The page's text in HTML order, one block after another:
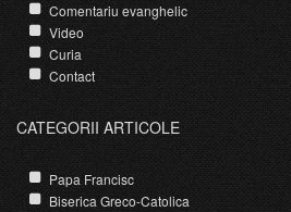
Comentariu evanghelic
Video
Curia
Contact
CATEGORII ARTICOLE
Papa Francisc
Biserica Greco-Catolica